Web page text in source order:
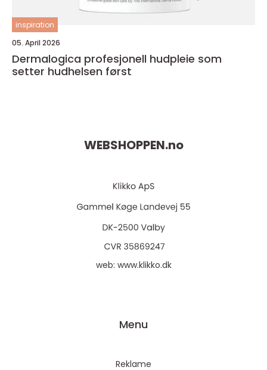
inspiration
05. April 2026
Dermalogica profesjonell hudpleie som
setter hudhelsen først
WEBSHOPPEN.no
web: www.klikko.dk
Menu
Reklame